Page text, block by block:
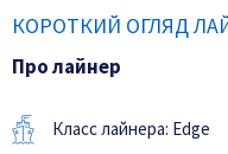
КОРОТКИЙ ОГЛЯД
Про лайнер
Класс лайнера: Edge